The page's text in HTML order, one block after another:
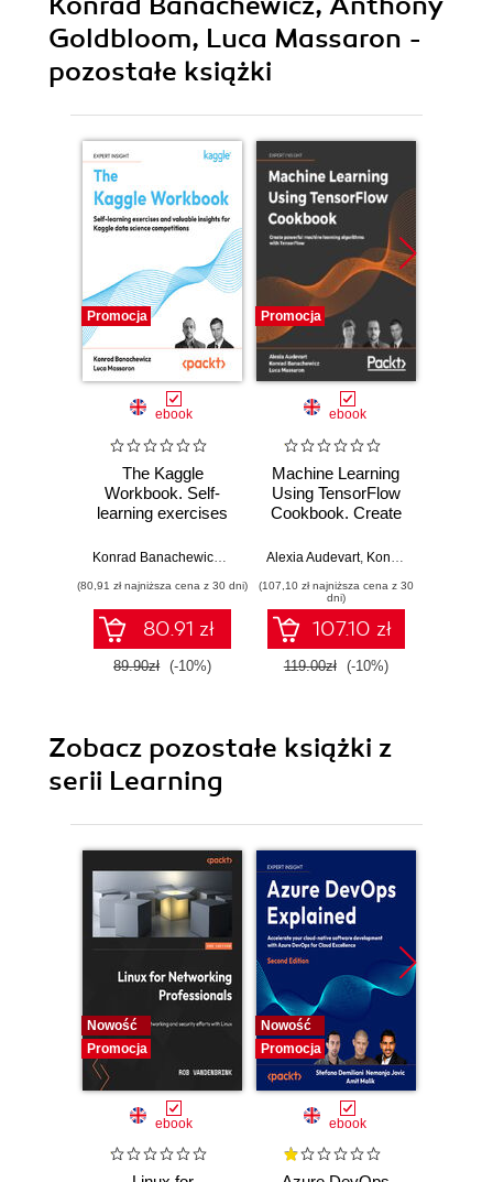
Goldbloom, Luca Massaron -
pozostałe książki
Promocja
ebook
The Kaggle
Workbook. Self-
learning exercises
insights for Kaggle
competitions
Luca Massaron
(80,91 zł najniższa cena z 30 dni)
80.91 zł
89.90zł (-10%)
Promocja
ebook
Machine Learning
Using TensorFlow
Cookbook. Create
learning algorithms
Alexia Audevart, Konrad Banachewicz
(107,10 zł najniższa cena z 30
dni)
107.10 zł
119.00zł (-10%)
Zobacz pozostałe książki z
serii Learning
Nowość
Promocja
ebook
Nowość
Promocja
ebook